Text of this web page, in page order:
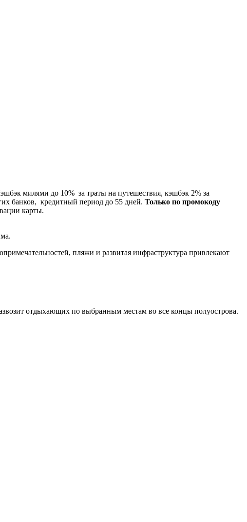
милями до 10% за траты на путешествия, кэшбэк 2% за
банков, кредитный период до 55 дней. Только по промокоду
карты.
пляжи и развитая инфраструктура привлекают
отдыхающих по выбранным местам во все концы полуострова.